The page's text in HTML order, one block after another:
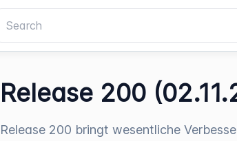
Release 200
Release 200 bringt wesentliche